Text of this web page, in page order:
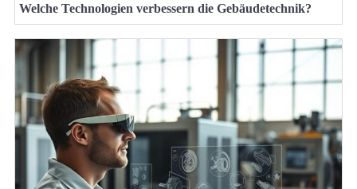
Welche Technologien verbessern die Gebäudetechnik?